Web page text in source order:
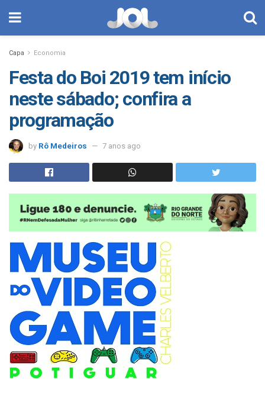
Capa Economia
Festa do Boi 2019 tem início
neste sábado; confira a
programação
by Rô Medeiros 7 anos ago